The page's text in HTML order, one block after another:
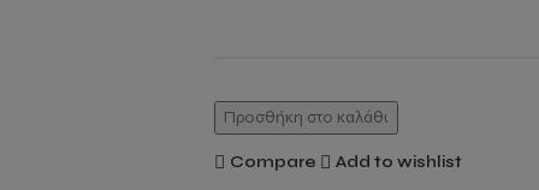
Προσθήκη στο καλάθι
Compare
Add to wishlist